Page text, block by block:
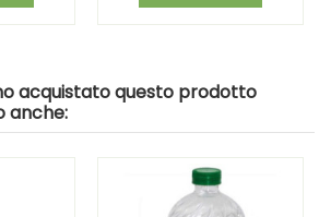
acquistato questo prodotto
anche: